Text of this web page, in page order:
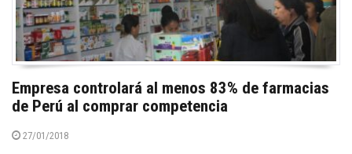
Empresa controlará al menos 83% de farmacias
de Perú al comprar competencia
27/01/2018